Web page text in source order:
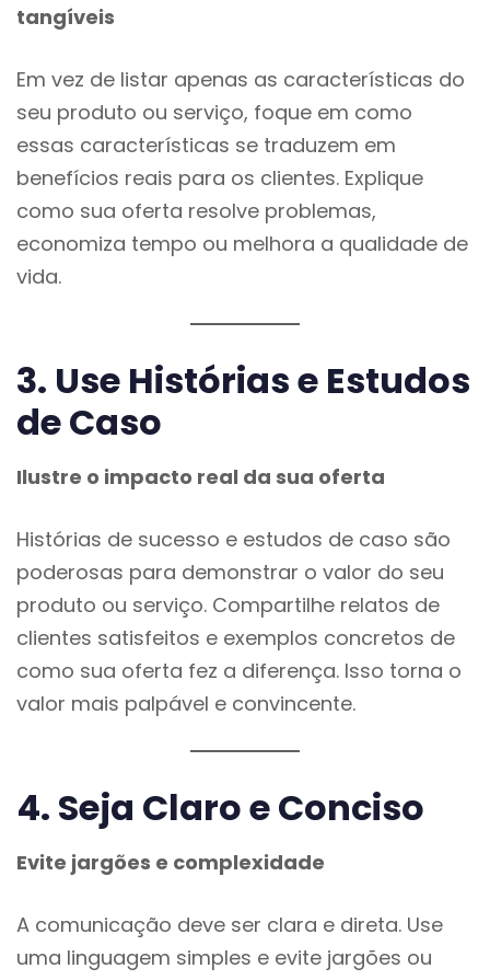
tangíveis
Em vez de listar apenas as características do
seu produto ou serviço, foque em como
essas características se traduzem em
benefícios reais para os clientes. Explique
como sua oferta resolve problemas,
economiza tempo ou melhora a qualidade de
vida.
3. Use Histórias e Estudos
de Caso
Ilustre o impacto real da sua oferta
Histórias de sucesso e estudos de caso são
poderosas para demonstrar o valor do seu
produto ou serviço. Compartilhe relatos de
clientes satisfeitos e exemplos concretos de
como sua oferta fez a diferença. Isso torna o
valor mais palpável e convincente.
4. Seja Claro e Conciso
Evite jargões e complexidade
A comunicação deve ser clara e direta. Use
uma linguagem simples e evite jargões ou